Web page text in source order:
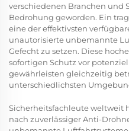
verschiedenen Branchen und
Bedrohung geworden. Ein
eine der effektivsten
unautorisierte unbemannte
Gefecht zu setzen. Diese
sofortigen Schutz vor
gewährleisten gleichzeitig
unterschiedlichsten
Sicherheitsfachleute weltweit
nach zuverlässiger Anti-